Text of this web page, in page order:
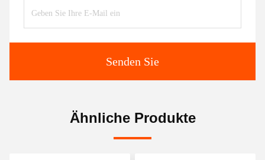
Senden Sie
Ähnliche Produkte